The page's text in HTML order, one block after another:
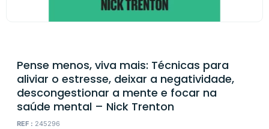
Pense menos, viva mais: Técnicas para
aliviar o estresse, deixar a negatividade,
descongestionar a mente e focar na
saúde mental – Nick Trenton
REF : 245296